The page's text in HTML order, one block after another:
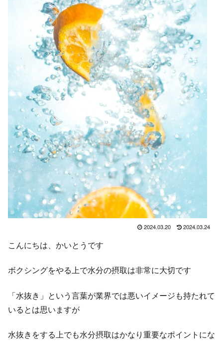
2024.03.20 2024.03.24
こんにちは、かいとうです
ボクシングをやる上で水分の摂取は非常に大切です
「水抜き」という言葉が業界では悪いイメージも持たれて
いるとは思いますが
水抜きをする上でも水分摂取はかなり重要なポイントにな